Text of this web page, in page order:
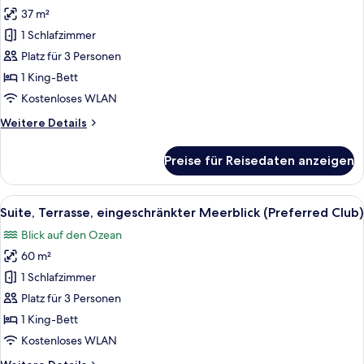
Junior-
Suite,
Terrasse,
Meerblick
(Preferred
anzeigen
37 m²
1 Schlafzimmer
Platz für 3 Personen
1 King-Bett
Kostenloses WLAN
Weitere Details
Weitere
Suite,
Terrasse,
Meerblick
Club)
Preise für Reisedaten anzeigen
Alle
Fotos
für
Suite,
Terrasse,
eingeschränkter
Meerblick
(Preferred
Ein Hotelzimmer mit einem großen
8
Suite, Terrasse, eingeschränkter Meerblick (Preferred Club)
Blick auf den Ozean
60 m²
1 Schlafzimmer
Platz für 3 Personen
1 King-Bett
Kostenloses WLAN